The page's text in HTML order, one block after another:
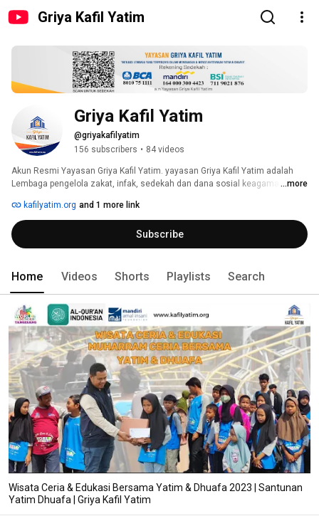
Griya Kafil Yatim
Griya Kafil Yatim
@griyakafilyatim
156 subscribers • 84 videos
Akun Resmi Yayasan Griya Kafil Yatim. yayasan Griya Kafil Yatim adalah
Lembaga pengelola zakat, infak, sedekah dan dana sosial keagamaan ...more
kafilyatim.org and 1 more link
Subscribe
Home Videos Shorts Playlists Search
Wisata Ceria & Edukasi Bersama Yatim & Dhuafa 2023 | Santunan
Yatim Dhuafa | Griya Kafil Yatim